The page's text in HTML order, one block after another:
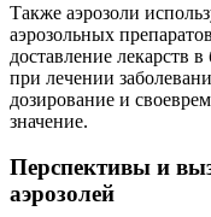
Также аэрозоли
аэрозольных
доставление лекарств
при лечении
дозирование и
значение.
Перспективы и
аэрозолей